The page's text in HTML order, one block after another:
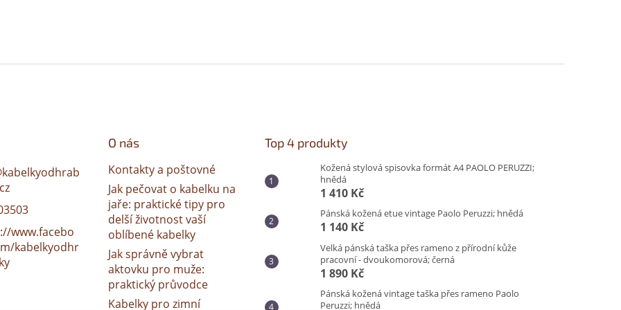
kabelkyodhrab
www.facebo
kabelkyodhr
O nás
Kontakty a poštovné
Jak pečovat o kabelku na
jaře: praktické tipy pro
delší životnost vaší
oblíbené kabelky
Jak správně vybrat
aktovku pro muže:
praktický průvodce
Kabelky pro zimní
Top 4 produkty
Kožená stylová spisovka formát A4 PAOLO PERUZZI;
hnědá
1 410 Kč
Pánská kožená etue vintage Paolo Peruzzi; hnědá
1 140 Kč
Velká pánská taška přes rameno z přírodní kůže
pracovní - dvoukomorová; černá
1 890 Kč
Pánská kožená vintage taška přes rameno Paolo
Peruzzi; hnědá